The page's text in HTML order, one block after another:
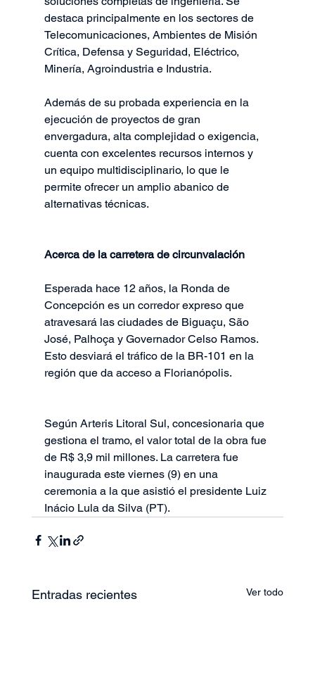
destaca principalmente en los sectores de
Telecomunicaciones, Ambientes de Misión
Crítica, Defensa y Seguridad, Eléctrico,
Minería, Agroindustria e Industria.
Además de su probada experiencia en la
ejecución de proyectos de gran
envergadura, alta complejidad o exigencia,
cuenta con excelentes recursos internos y
un equipo multidisciplinario, lo que le
permite ofrecer un amplio abanico de
alternativas técnicas.
Acerca de la carretera de circunvalación
Esperada hace 12 años, la Ronda de
Concepción es un corredor expreso que
atravesará las ciudades de Biguaçu, São
José, Palhoça y Governador Celso Ramos.
Esto desviará el tráfico de la BR-101 en la
región que da acceso a Florianópolis.
Según Arteris Litoral Sul, concesionaria que
gestiona el tramo, el valor total de la obra fue
de R$ 3,9 mil millones. La carretera fue
inaugurada este viernes (9) en una
ceremonia a la que asistió el presidente Luiz
Inácio Lula da Silva (PT).
Entradas recientes Ver todo